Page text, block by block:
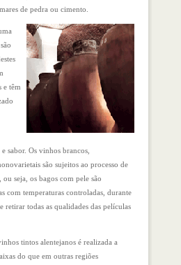
de pedra ou cimento.
e têm
sabor. Os vinhos brancos,
são sujeitos ao processo de
seja, os bagos com pele são
com temperaturas controladas, durante
retirar todas as qualidades das películas
tintos alentejanos é realizada a
do que em outras regiões